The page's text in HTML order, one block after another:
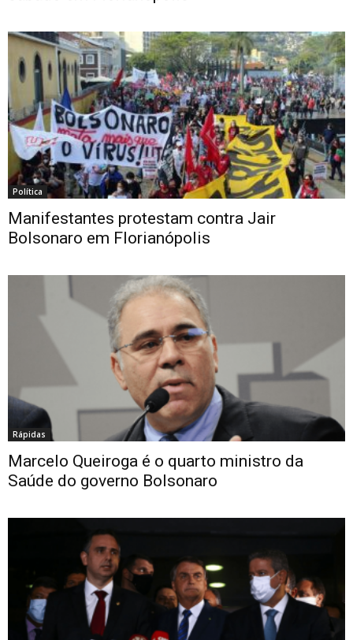
Política
Manifestantes protestam contra Jair
Bolsonaro em Florianópolis
Rápidas
Marcelo Queiroga é o quarto ministro da
Saúde do governo Bolsonaro